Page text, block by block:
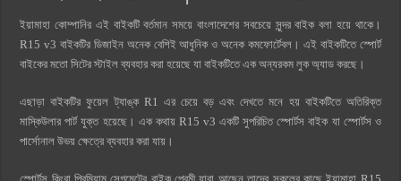
ইয়ামাহা কোম্পানির এই বাইকটি বর্তমান সময়ে বাংলাদেশের সবচেয়ে সুন্দর বাইক বলা হয়ে থাকে।
R15 v3 বাইকটির ডিজাইন অনেক বেশিই আধুনিক ও অনেক কমফোর্টেবল। এই বাইকটিতে স্পোর্ট
বাইকের মতো সিটের স্টাইল ব্যবহার করা হয়েছে যা বাইকটিতে এক অন্যরকম লুক অ্যাড করছে।
এছাড়া বাইকটির ফুয়েল ট্যাঙ্ক R1 এর চেয়ে বড় এবং দেখতে মনে হয় বাইকটিতে অতিরিক্ত
মাস্কিউলার পার্ট যুক্ত হয়েছে। এক কথায় R15 v3 একটি সুপরিচিত স্পোর্টস বাইক যা স্পোর্টস ও
পার্সোনাল উভয় ক্ষেত্রে ব্যবহার করা যায়।